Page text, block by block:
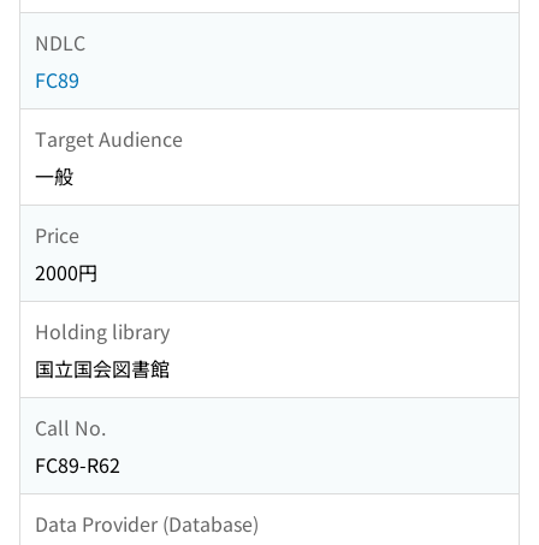
NDLC
FC89
Target Audience
一般
Price
2000円
Holding library
国立国会図書館
Call No.
FC89-R62
Data Provider (Database)